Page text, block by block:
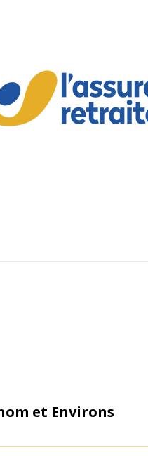
et Environs